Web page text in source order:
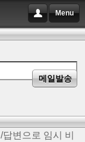
Menu
변으로 임시 비